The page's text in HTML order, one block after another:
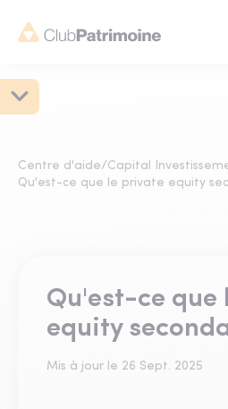
Centre d'aide/Capital
Qu'est-ce que le private equity
Qu'est-ce que
equity
Mis à jour le 26 Sept. 2025